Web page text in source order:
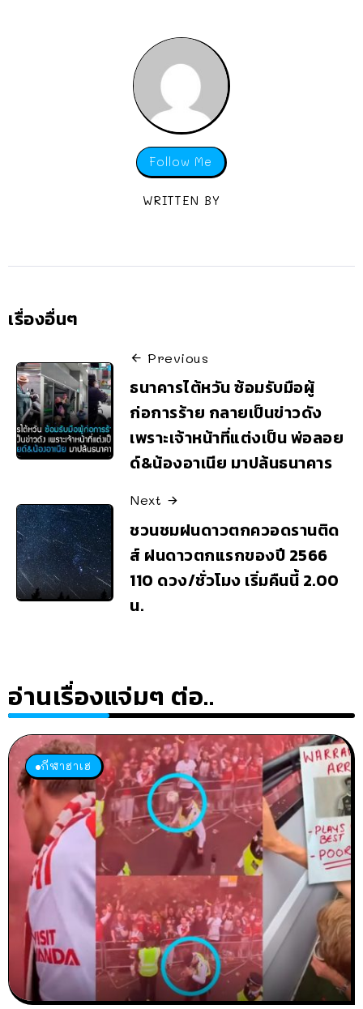
Follow Me
WRITTEN BY
เรื่องอื่นๆ
Previous
ธนาคารไต้หวัน ซ้อมรับมือผู้
ก่อการร้าย กลายเป็นข่าวดัง
เพราะเจ้าหน้าที่แต่งเป็น พ่อลอย
ด์&น้องอาเนีย มาปล้นธนาคาร
Next
ชวนชมฝนดาวตกควอดรานติด
ส์ ฝนดาวตกแรกของปี 2566
110 ดวง/ชั่วโมง เริ่มคืนนี้ 2.00
น.
อ่านเรื่องแจ่มๆ ต่อ..
กีฬาฮาเฮ